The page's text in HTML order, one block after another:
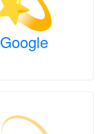
Google